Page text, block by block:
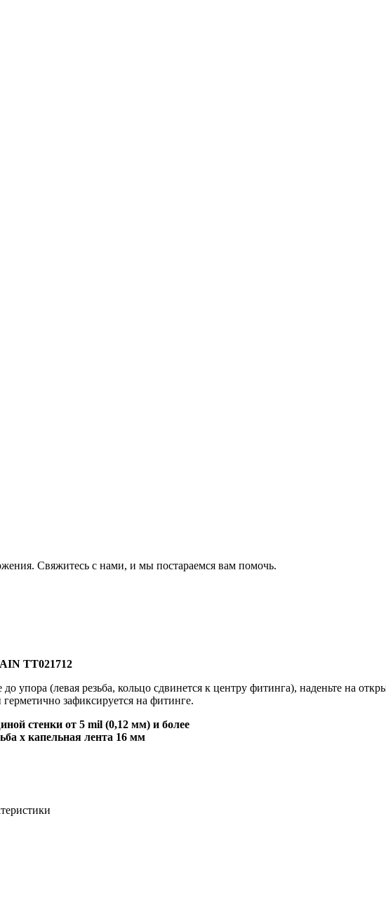
Свяжитесь с нами, и мы постараемся вам помочь.
TT021712
упора (левая резьба, кольцо сдвинется к центру фитинга), наденьте на
зафиксируется на фитинге.
стенки от 5 mil (0,12 мм) и более
x капельная лента 16 мм